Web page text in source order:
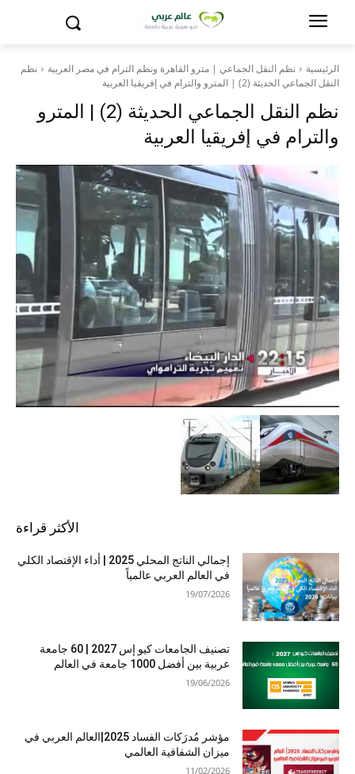
الرئيسية نظم النقل الجماعي | مترو القاهرة ونظم الترام في مصر العربية
نظم
النقل الجماعي الحديثة (2) | المترو والترام في إفريقيا العربية
نظم النقل الجماعي الحديثة (2) | المترو
والترام في إفريقيا العربية
الأكثر قراءة
إجمالي الناتج المحلي 2025 | أداء الإقتصاد الكلي
في العالم العربي عالمياً
19/07/2026
تصنيف الجامعات كيو إس 2027 | 60 جامعة
عربية بين أفضل 1000 جامعة في العالم
19/06/2026
مؤشر مُدرَكات الفساد 2025|العالم العربي في
ميزان الشفافية العالمي
11/02/2026